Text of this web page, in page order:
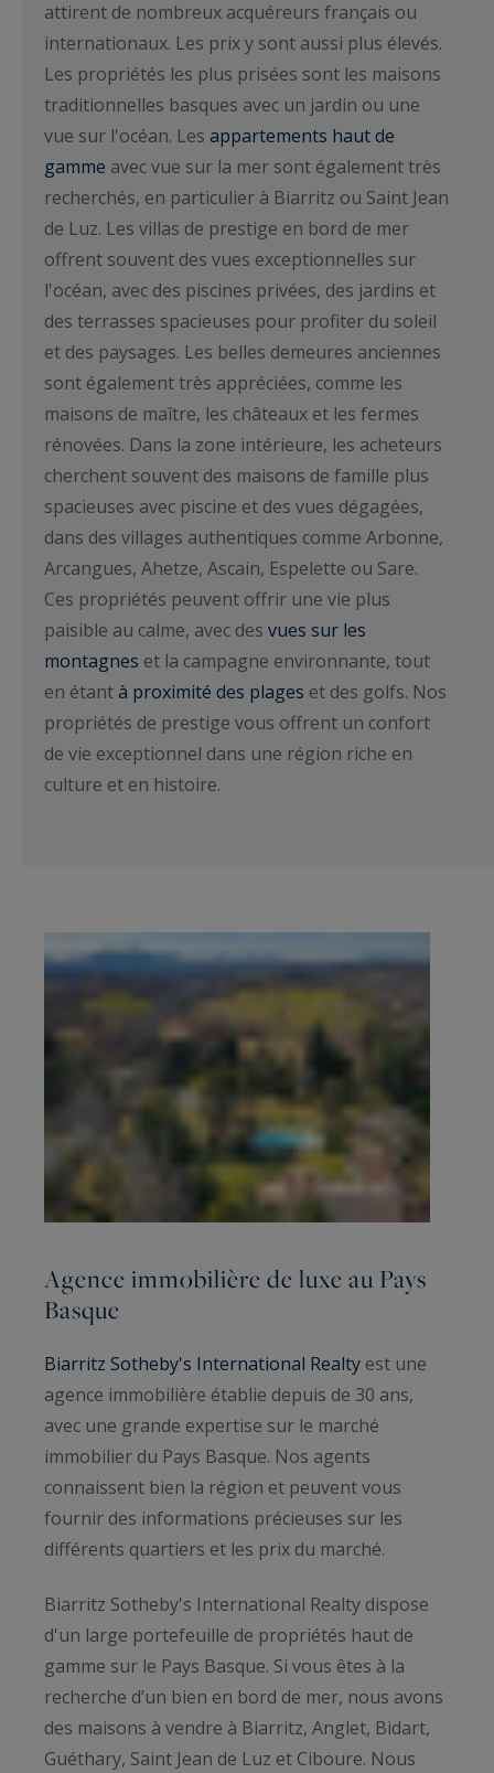
attirent de nombreux acquéreurs français ou
internationaux. Les prix y sont aussi plus élevés.
Les propriétés les plus prisées sont les maisons
traditionnelles basques avec un jardin ou une
vue sur l'océan. Les appartements haut de
gamme avec vue sur la mer sont également très
recherchés, en particulier à Biarritz ou Saint Jean
de Luz. Les villas de prestige en bord de mer
offrent souvent des vues exceptionnelles sur
l'océan, avec des piscines privées, des jardins et
des terrasses spacieuses pour profiter du soleil
et des paysages. Les belles demeures anciennes
sont également très appréciées, comme les
maisons de maître, les châteaux et les fermes
rénovées. Dans la zone intérieure, les acheteurs
cherchent souvent des maisons de famille plus
spacieuses avec piscine et des vues dégagées,
dans des villages authentiques comme Arbonne,
Arcangues, Ahetze, Ascain, Espelette ou Sare.
Ces propriétés peuvent offrir une vie plus
paisible au calme, avec des vues sur les
montagnes et la campagne environnante, tout
en étantà proximité des plages et des golfs. Nos
propriétés de prestige vous offrent un confort
de vie exceptionnel dans une région riche en
culture et en histoire.
Agence immobilière de luxe au Pays
Basque
Biarritz Sotheby's International Realty est une
agence immobilière établie depuis de 30 ans,
avec une grande expertise sur le marché
immobilier du Pays Basque. Nos agents
connaissent bien la région et peuvent vous
fournir des informations précieuses sur les
différents quartiers et les prix du marché.
Biarritz Sotheby's International Realty dispose
d'un large portefeuille de propriétés haut de
gamme sur le Pays Basque. Si vous êtes à la
recherche d’un bien en bord de mer, nous avons
des maisons à vendre à Biarritz, Anglet, Bidart,
Guéthary, Saint Jean de Luz et Ciboure. Nous